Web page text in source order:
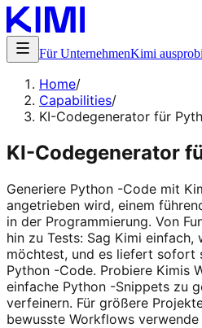
Für UnternehmenKimi
Home/
Capabilities/
KI-Codegenerator für
KI-Codegenerator
Generiere Python -Code mit
angetrieben wird, einem
in der Programmierung. Von
hin zu Tests: Sag Kimi einfach,
möchtest, und es liefert sofort
Python -Code. Probiere Kimis
einfache Python -Snippets zu
verfeinern. Für größere
bewusste Workflows